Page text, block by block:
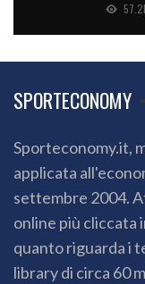
SPORTECONOMY
Sporteconomy.it,
applicata
settembre 2004.
online più cliccata
quanto riguarda i
library di circa 60